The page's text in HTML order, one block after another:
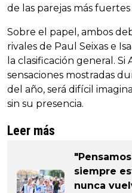
de las parejas más
Sobre el papel, ambos
rivales de Paul Seixas e
la clasificación general. Si
sensaciones mostradas
del año, será difícil
sin su presencia.
Leer más
siempre
nunca